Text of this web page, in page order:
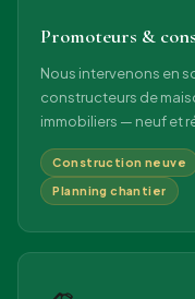
Promoteurs &
Nous intervenons en
constructeurs de
immobiliers — neuf et
Construction neuve
Planning chantier